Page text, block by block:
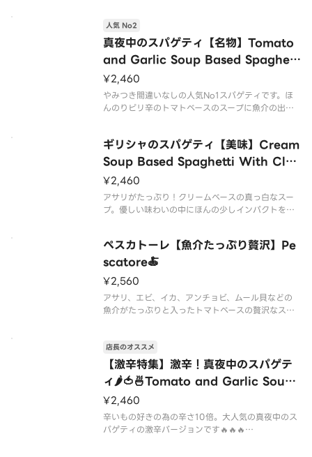
承ください。
真夜中のスパゲティ【名物】Tomato
and Garlic Soup Based Spaghett
i With Squid🍜
人気 No2
¥2,460
やみつき間違いなしの人気No1スパゲティです。ほ
んのりピリ辛のトマトベースのスープに魚介の出汁
マッシュルーム、イカ。※スープ増量、大盛り等は
承っておりません。ご了承く
ギリシャのスパゲティ【美味】Cream
Soup Based Spaghetti With Cla
ms🍜
¥2,460
アサリがたっぷり！クリームベースの真っ白なスー
プ。優しい味わいの中にほんの少しインパクトを加
アサリ、オニオン、ガーリック、ベーコン、マッシュ
ルームが入っています。
ぺスカトーレ【魚介たっぷり贅沢】Pe
scatore🍝
¥2,560
アサリ、エビ、イカ、アンチョビ、ムール貝などの
魚介がたっぷりと入ったトマトベースの贅沢なスパ
せん。ご了承ください。
【激辛特集】激辛！真夜中のスパゲテ
ィ🌶🍅🍜Tomato and Garlic Soup
Based Spaghetti With Squid Ver
y Hot
店長のオススメ
¥2,460
辛いもの好きの為の辛さ10倍。大人気の真夜中のス
パゲティの激辛バージョンです🔥🔥🔥